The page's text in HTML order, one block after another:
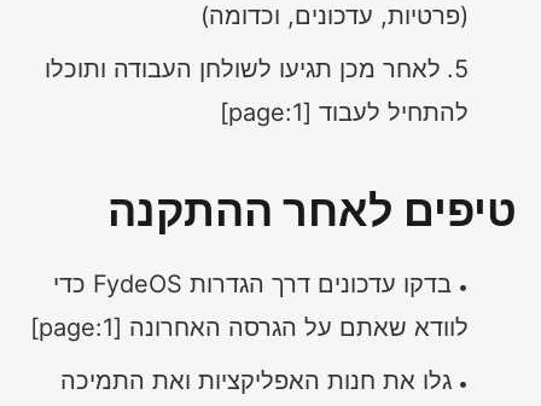
(פרטיות, עדכונים, וכדומה)
לאחר מכן תגיעו לשולחן העבודה ותוכלו
להתחיל לעבוד [page:1]
טיפים לאחר ההתקנה
בדקו עדכונים דרך הגדרות FydeOS כדי
לוודא שאתם על הגרסה האחרונה [page:1]
גלו את חנות האפליקציות ואת התמיכה